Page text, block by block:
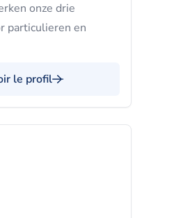
onze drie
particulieren en
le profil